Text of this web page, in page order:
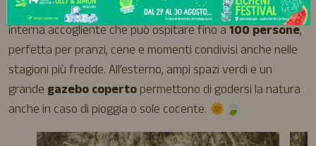
🌿L’agriturismo Vita da Pacosdispone di una sala
interna accogliente che può ospitare fino a100 persone,
perfetta per pranzi, cene e momenti condivisi anche nelle
stagioni più fredde. All’esterno, ampi spazi verdi e un
grande gazebo copertopermettono di godersi la natura
anche in caso di pioggia o sole cocente. 🌞🍃